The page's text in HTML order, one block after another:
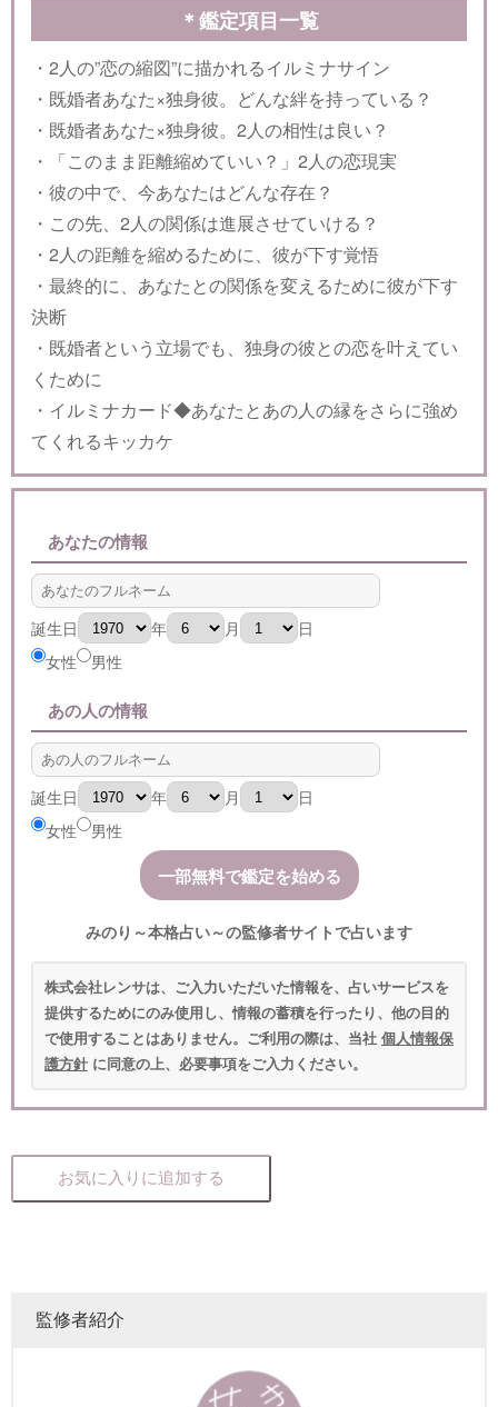
＊鑑定項目一覧
・2人の”恋の縮図”に描かれるイルミナサイン
・既婚者あなた×独身彼。どんな絆を持っている？
・既婚者あなた×独身彼。2人の相性は良い？
・「このまま距離縮めていい？」2人の恋現実
・彼の中で、今あなたはどんな存在？
・この先、2人の関係は進展させていける？
・2人の距離を縮めるために、彼が下す覚悟
・最終的に、あなたとの関係を変えるために彼が下す
決断
・既婚者という立場でも、独身の彼との恋を叶えてい
くために
・イルミナカード◆あなたとあの人の縁をさらに強め
てくれるキッカケ
あなたの情報
誕生日 年 月
日
女性
男性
あの人の情報
誕生日 年 月
日
女性
男性
みのり～本格占い～の監修者サイトで占います
株式会社レンサは、ご入力いただいた情報を、占いサービスを
提供するためにのみ使用し、情報の蓄積を行ったり、他の目的
で使用することはありません。ご利用の際は、当社 個人情報保
護方針 に同意の上、必要事項をご入力ください。
お気に入りに追加する
監修者紹介